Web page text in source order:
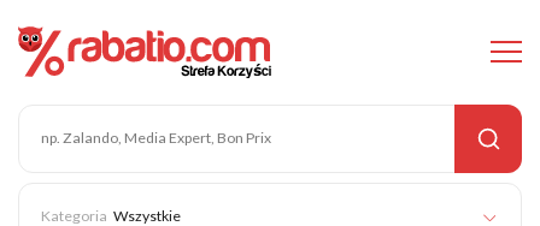
Wszystkie